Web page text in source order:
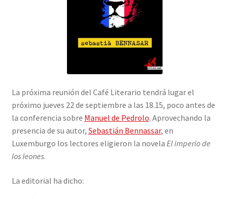
La próxima reunión del Café Literario tendrá lugar el
próximo jueves 22 de septiembre a las 18.15, poco antes de
la conferencia sobre Manuel de Pedrolo. Aprovechando la
presencia de su autor, Sebastián Bennassar, en
Luxemburgo los lectores eligieron la novela El imperio de
los leones.
La editorial ha dicho: